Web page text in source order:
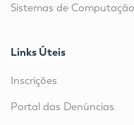
Sistemas de
Links Úteis
Inscrições
Portal das Denúncias